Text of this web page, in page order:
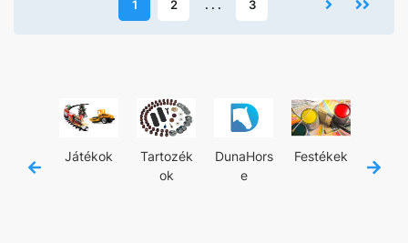
1 2 . . . 3
Játékok
Tartozék
ok
DunaHors
e
Festékek